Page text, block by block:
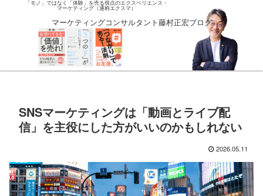
「モノ」ではなく「体験」を売る視点のエクスペリエンス・
マーケティング（通称エクスマ）
マーケティングコンサルタント藤村正宏ブログ
SNSマーケティングは「動画とライブ配
信」を主役にした方がいいのかもしれない
2026.05.11